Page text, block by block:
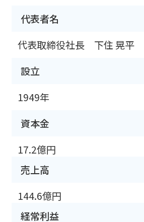
代表者名
代表取締役社長 下住 晃平
設立
1949年
資本金
17.2億円
売上高
144.6億円
経常利益